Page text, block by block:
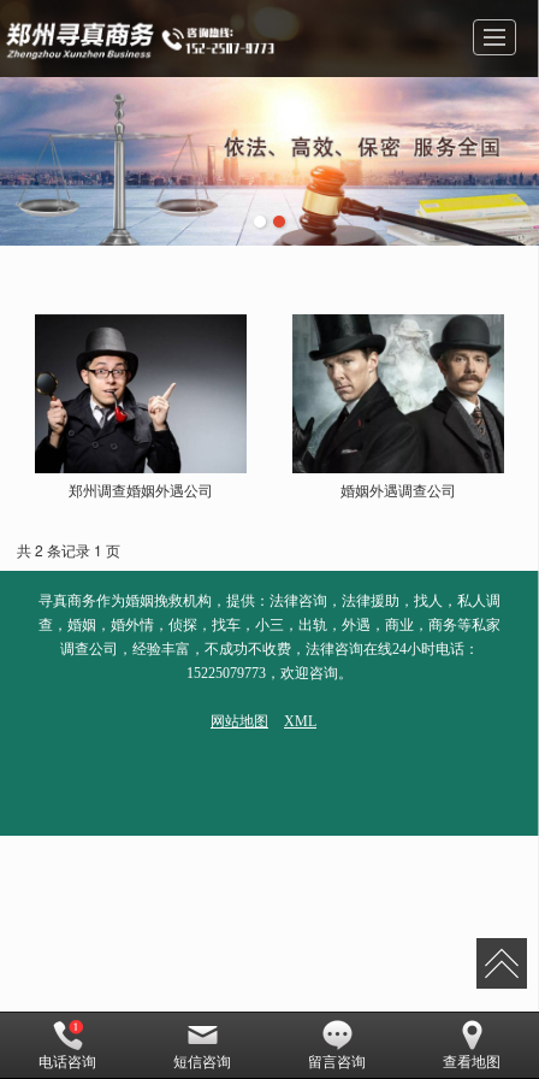
经营范围
新闻资讯 在线留言 联系方式 地图导航
郑州调查婚姻外遇公司 婚姻外遇调查公司
共 2 条记录 1 页
寻真商务作为婚姻挽救机构，提供：法律咨询，法律援助，找人，私人调
查，婚姻，婚外情，侦探，找车，小三，出轨，外遇，商业，商务等私家
调查公司，经验丰富，不成功不收费，法律咨询在线24小时电话：
15225079773，欢迎咨询。
网站地图 XML
电话咨询 短信咨询 留言咨询 查看地图